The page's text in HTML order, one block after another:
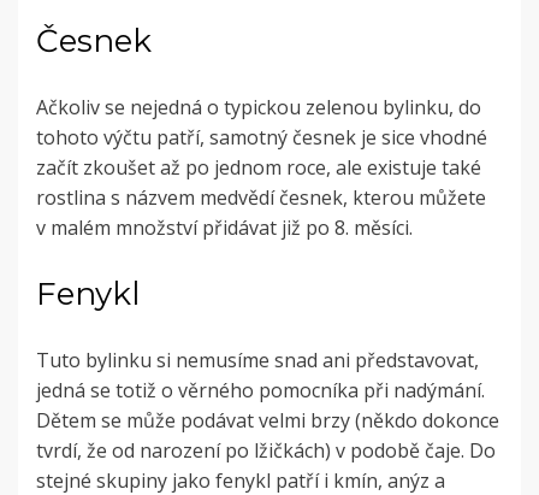
Česnek
Ačkoliv se nejedná o typickou zelenou bylinku, do
tohoto výčtu patří, samotný česnek je sice vhodné
začít zkoušet až po jednom roce, ale existuje také
rostlina s názvem medvědí česnek, kterou můžete
v malém množství přidávat již po 8. měsíci.
Fenykl
Tuto bylinku si nemusíme snad ani představovat,
jedná se totiž o věrného pomocníka při nadýmání.
Dětem se může podávat velmi brzy (někdo dokonce
tvrdí, že od narození po lžičkách) v podobě čaje. Do
stejné skupiny jako fenykl patří i kmín, anýz a